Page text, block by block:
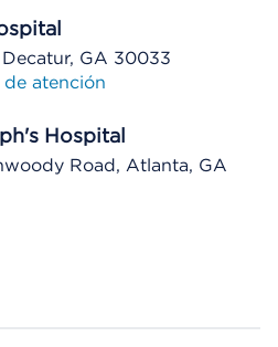
GA 30033
atención
Hospital
Road, Atlanta, GA